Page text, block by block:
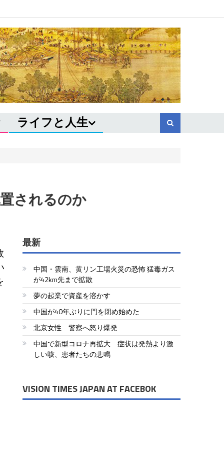
ライフと人生
されるのか
最新
中国・雲南、黄リン工場火災の恐怖 猛毒ガス
が42km先まで拡散
夢の起業で資産を溶かす
中国が40年ぶりに門を閉め始めた
北京女性 警察へ怒り爆発
中国で新型コロナ再拡大 症状は発熱より激
しい咳、患者たちの悲鳴
VISION TIMES JAPAN AT FACEBOK